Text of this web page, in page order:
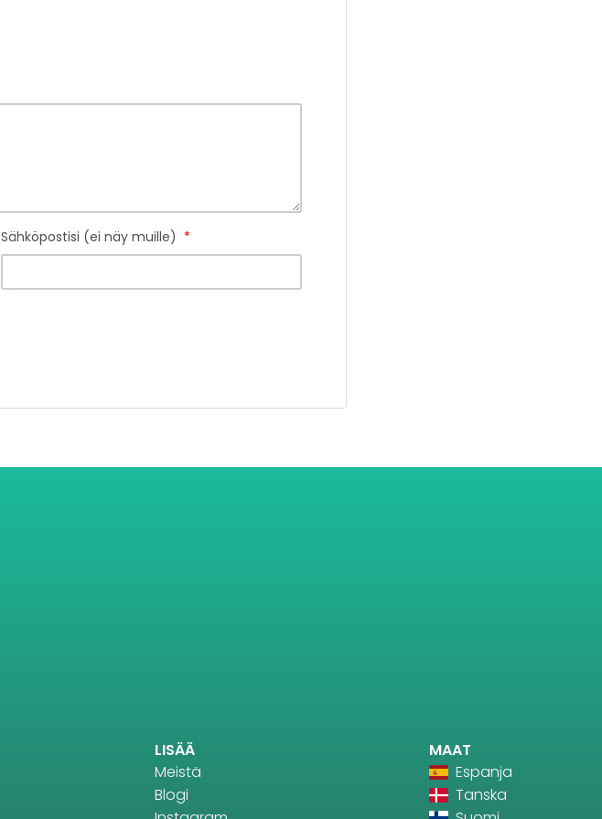
Sähköpostisi (ei näy muille)
LISÄÄ
Meistä
Blogi
MAAT
Espanja
Tanska